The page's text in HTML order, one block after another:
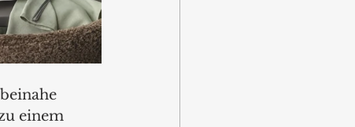
einem